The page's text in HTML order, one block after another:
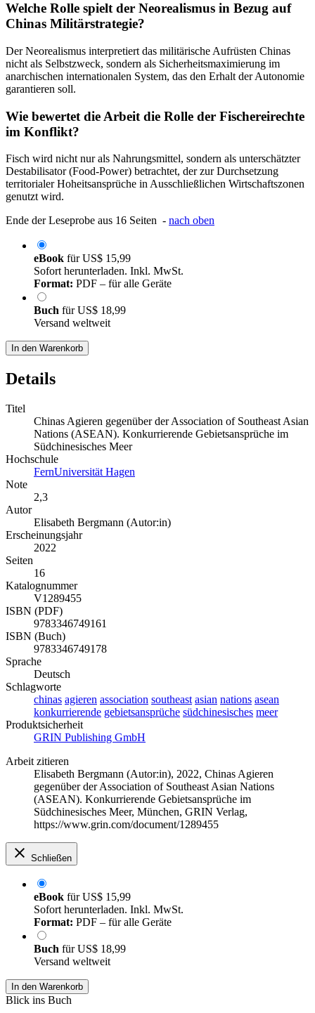
Welche Rolle spielt der Neorealismus in Bezug auf
Chinas Militärstrategie?
Der Neorealismus interpretiert das militärische Aufrüsten Chinas
nicht als Selbstzweck, sondern als Sicherheitsmaximierung im
anarchischen internationalen System, das den Erhalt der Autonomie
garantieren soll.
Wie bewertet die Arbeit die Rolle der Fischereirechte
im Konflikt?
Fisch wird nicht nur als Nahrungsmittel, sondern als unterschätzter
Destabilisator (Food-Power) betrachtet, der zur Durchsetzung
territorialer Hoheitsansprüche in Ausschließlichen Wirtschaftszonen
genutzt wird.
Ende der Leseprobe aus 16 Seiten - nach oben
eBook fürUS$ 15,99
Sofort herunterladen. Inkl. MwSt.
Format: PDF – für alle Geräte
Buch fürUS$ 18,99
Versand weltweit
In den Warenkorb
Details
Titel
Chinas Agieren gegenüber der Association of Southeast Asian
Nations (ASEAN). Konkurrierende Gebietsansprüche im
Südchinesisches Meer
Hochschule
FernUniversität Hagen
Note
2,3
Autor
Elisabeth Bergmann (Autor:in)
Erscheinungsjahr
2022
Seiten
16
Katalognummer
V1289455
ISBN (PDF)
9783346749161
ISBN (Buch)
9783346749178
Sprache
Deutsch
Schlagworte
chinas agieren association southeast asian nations asean
konkurrierende gebietsansprüche südchinesisches meer
Produktsicherheit
GRIN Publishing GmbH
Arbeit zitieren
Elisabeth Bergmann (Autor:in), 2022, Chinas Agieren
gegenüber der Association of Southeast Asian Nations
(ASEAN). Konkurrierende Gebietsansprüche im
Südchinesisches Meer, München, GRIN Verlag,
https://www.grin.com/document/1289455
Schließen
eBook fürUS$ 15,99
Sofort herunterladen. Inkl. MwSt.
Format: PDF – für alle Geräte
Buch fürUS$ 18,99
Versand weltweit
In den Warenkorb
Blick ins Buch